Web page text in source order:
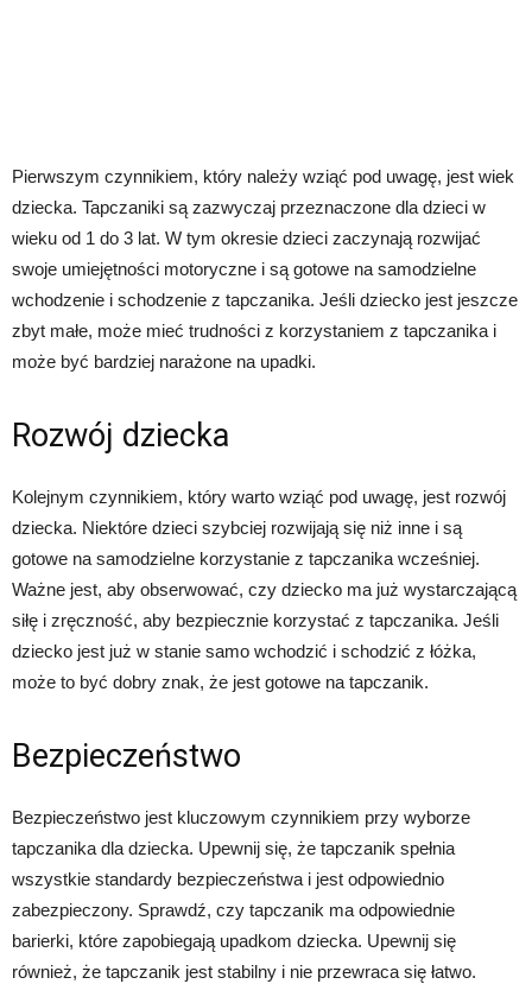
Pierwszym czynnikiem, który należy wziąć pod uwagę, jest wiek
dziecka. Tapczaniki są zazwyczaj przeznaczone dla dzieci w
wieku od 1 do 3 lat. W tym okresie dzieci zaczynają rozwijać
swoje umiejętności motoryczne i są gotowe na samodzielne
wchodzenie i schodzenie z tapczanika. Jeśli dziecko jest jeszcze
zbyt małe, może mieć trudności z korzystaniem z tapczanika i
może być bardziej narażone na upadki.
Rozwój dziecka
Kolejnym czynnikiem, który warto wziąć pod uwagę, jest rozwój
dziecka. Niektóre dzieci szybciej rozwijają się niż inne i są
gotowe na samodzielne korzystanie z tapczanika wcześniej.
Ważne jest, aby obserwować, czy dziecko ma już wystarczającą
siłę i zręczność, aby bezpiecznie korzystać z tapczanika. Jeśli
dziecko jest już w stanie samo wchodzić i schodzić z łóżka,
może to być dobry znak, że jest gotowe na tapczanik.
Bezpieczeństwo
Bezpieczeństwo jest kluczowym czynnikiem przy wyborze
tapczanika dla dziecka. Upewnij się, że tapczanik spełnia
wszystkie standardy bezpieczeństwa i jest odpowiednio
zabezpieczony. Sprawdź, czy tapczanik ma odpowiednie
barierki, które zapobiegają upadkom dziecka. Upewnij się
również, że tapczanik jest stabilny i nie przewraca się łatwo.